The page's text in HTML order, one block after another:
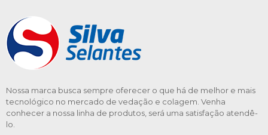
Nossa marca busca sempre oferecer o que há de melhor e mais
tecnológico no mercado de vedação e colagem. Venha
conhecer a nossa linha de produtos, será uma satisfação atendê-
lo.